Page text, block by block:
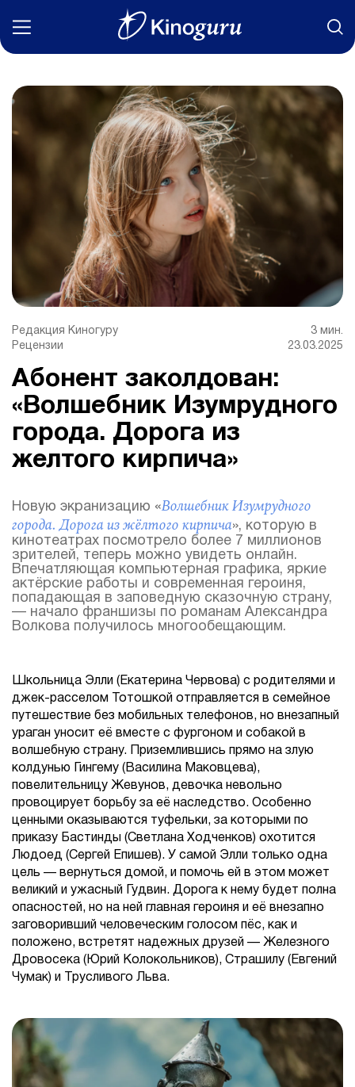
Фильмы
Статьи
Сериалы
Новости
Подборки
Рецензии
Авторы
Абонент заколдован:
«Волшебник Изумрудного
города. Дорога из
желтого кирпича»
Редакция Киногуру
Рецензии
3 мин.
23.03.2025
Новую экранизацию «Волшебник Изумрудного
города. Дорога из жёлтого кирпича», которую в
кинотеатрах посмотрело более 7 миллионов
зрителей, теперь можно увидеть онлайн.
Впечатляющая компьютерная графика, яркие
актёрские работы и современная героиня,
попадающая в заповедную сказочную страну,
— начало франшизы по романам Александра
Волкова получилось многообещающим.
Школьница Элли (Екатерина Червова) с родителями и
джек-расселом Тотошкой отправляется в семейное
путешествие без мобильных телефонов, но внезапный
ураган уносит её вместе с фургоном и собакой в
волшебную страну. Приземлившись прямо на злую
колдунью Гингему (Василина Маковцева),
повелительницу Жевунов, девочка невольно
провоцирует борьбу за её наследство. Особенно
ценными оказываются туфельки, за которыми по
приказу Бастинды (Светлана Ходченков) охотится
Людоед (Сергей Епишев). У самой Элли только одна
цель — вернуться домой, и помочь ей в этом может
великий и ужасный Гудвин. Дорога к нему будет полна
опасностей, но на ней главная героиня и её внезапно
заговоривший человеческим голосом пёс, как и
положено, встретят надежных друзей — Железного
Дровосека (Юрий Колокольников), Страшилу (Евгений
Чумак) и Трусливого Льва.